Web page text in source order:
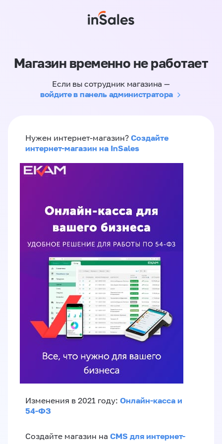
Магазин временно не работает
Если вы сотрудник магазина —
войдите в панель администратора
Нужен интернет-магазин? Создайте
интернет-магазин на InSales
Изменения в 2021 году: Онлайн-касса и
54-ФЗ
Создайте магазин на CMS для интернет-